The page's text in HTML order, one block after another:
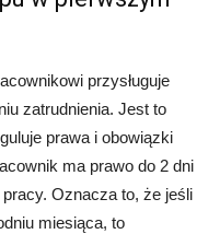
przysługuje
zatrudnienia. Jest to
prawa i obowiązki
ma prawo do 2 dni
Oznacza to, że jeśli
miesiąca, to